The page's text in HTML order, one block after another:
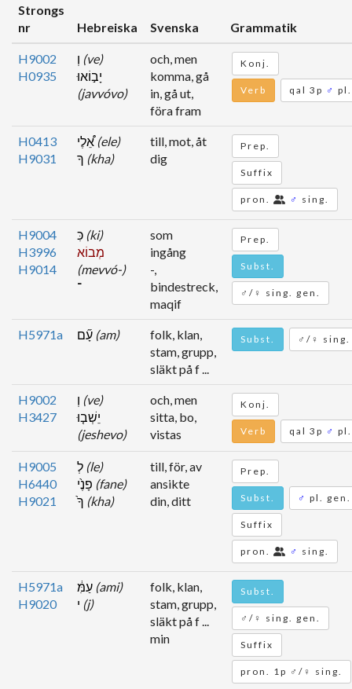
Strongs
nr
Hebreiska Svenska Grammatik
H9002
H0935
(ve)
יָב֣וֹאוּ
(javvóvo)
och, men
komma, gå
in, gå ut,
föra fram
Konj.
Verb qal 3p ♂ pl.
H0413
H9031
אֵ֠לֶי(ele)
(kha)
till, mot, åt
dig
Prep.
Suffix
pron. ♂ sing.
H9004
H3996
H9014
(ki)
מְבוֹא
(mevvó-)
־
som
ingång
-,
bindestreck,
maqif
Prep.
Subst.
♂/♀ sing. gen.
H5971a (am)
folk, klan,
stam, grupp,
släkt på f ...
Subst. ♂/♀ sing.
H9002
H3427
(ve)
יֵשְׁב֤וּ
(jeshevo)
och, men
sitta, bo,
vistas
Konj.
Verb qal 3p ♂ pl.
H9005
H6440
H9021
(le)
(fane)
(kha)
till, för, av
ansikte
din, ditt
Prep.
Subst. ♂ pl. gen.
Suffix
pron. ♂ sing.
H5971a
H9020
(ami)
(j)
folk, klan,
stam, grupp,
släkt på f ...
min
Subst.
♂/♀ sing. gen.
Suffix
pron. 1p ♂/♀ sing.